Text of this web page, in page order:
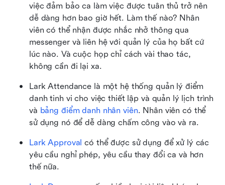
việc đảm bảo ca làm việc được tuân thủ trở nên
dễ dàng hơn bao giờ hết. Làm thế nào? Nhân
viên có thể nhận được nhắc nhở thông qua
messenger và liên hệ với quản lý của họ bất cứ
lúc nào. Và cuộc họp chỉ cách vài thao tác,
không cần đi lại xa.
Lark Attendance là một hệ thống quản lý điểm
danh tinh vi cho việc thiết lập và quản lý lịch trình
và bảng điểm danh nhân viên. Nhân viên có thể
sử dụng nó để dễ dàng chấm công vào và ra.
Lark Approval có thể được sử dụng để xử lý các
yêu cầu nghỉ phép, yêu cầu thay đổi ca và hơn
thế nữa.